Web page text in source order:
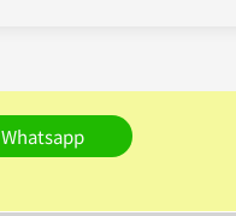
Whatsapp